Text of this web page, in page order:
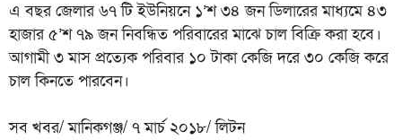
এ বছর জেলার ৬৭ টি ইউনিয়নে ১’শ ৩৪ জন ডিলারের মাধ্যমে ৪৩
হাজার ৫’শ ৭৯ জন নিবন্ধিত পরিবারের মাঝে চাল বিক্রি করা হবে।
আগামী ৩ মাস প্রত্যেক পরিবার ১০ টাকা কেজি দরে ৩০ কেজি করে
চাল কিনতে পারবেন।
সব খবর/ মানিকগঞ্জ/ ৭ মার্চ ২০১৮/ লিটন